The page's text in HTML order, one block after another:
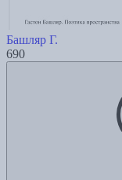
Башляр Г.
690